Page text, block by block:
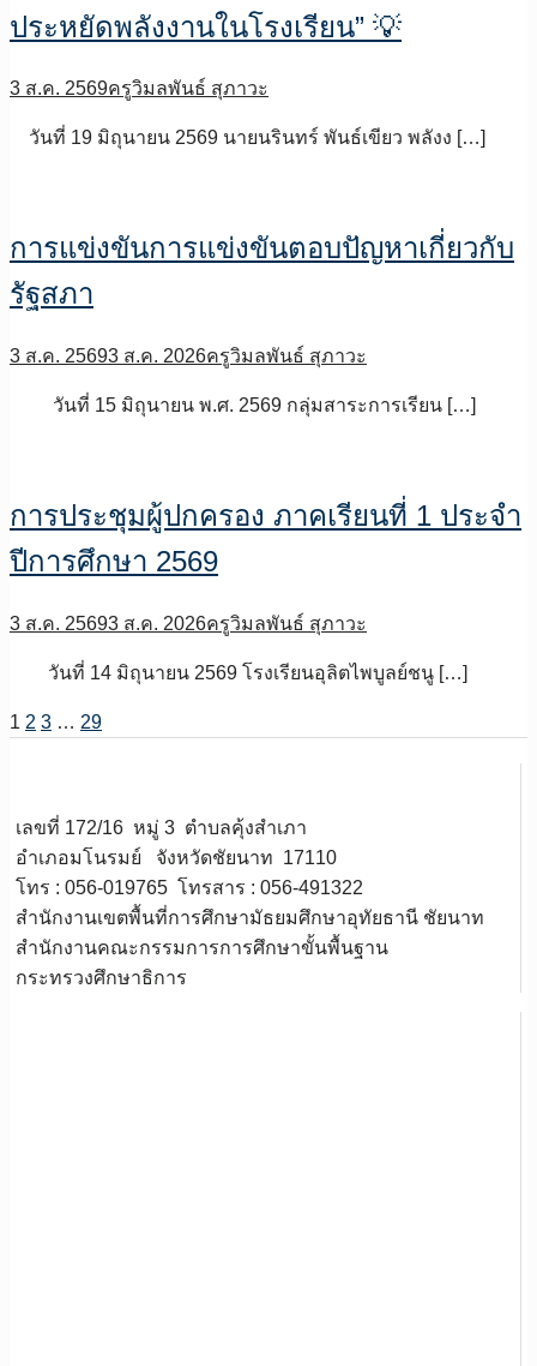
ประหยัดพลังงานในโรงเรียน” 💡
3 ส.ค. 2569ครูวิมลพันธ์ สุภาวะ
วันที่ 19 มิถุนายน 2569 นายนรินทร์ พันธ์เขียว พลังง […]
การแข่งขันการแข่งขันตอบปัญหาเกี่ยวกับ
รัฐสภา
3 ส.ค. 25693 ส.ค. 2026ครูวิมลพันธ์ สุภาวะ
วันที่ 15 มิถุนายน พ.ศ. 2569 กลุ่มสาระการเรียน […]
การประชุมผู้ปกครอง ภาคเรียนที่ 1 ประจำ
ปีการศึกษา 2569
3 ส.ค. 25693 ส.ค. 2026ครูวิมลพันธ์ สุภาวะ
วันที่ 14 มิถุนายน 2569 โรงเรียนอุลิตไพบูลย์ชนู […]
1 2 3 … 29
เลขที่ 172/16 หมู่ 3 ตำบลคุ้งสำเภา
อำเภอมโนรมย์ จังหวัดชัยนาท 17110
โทร : 056-019765 โทรสาร : 056-491322
สำนักงานเขตพื้นที่การศึกษามัธยมศึกษาอุทัยธานี ชัยนาท
สำนักงานคณะกรรมการการศึกษาขั้นพื้นฐาน
กระทรวงศึกษาธิการ